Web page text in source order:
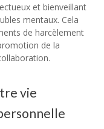
et bienveillant
mentaux. Cela
de harcèlement
de la
vie